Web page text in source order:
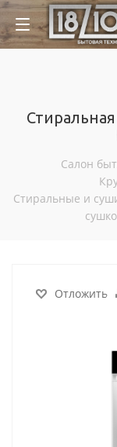
Салон
Стиральные и
Отложить